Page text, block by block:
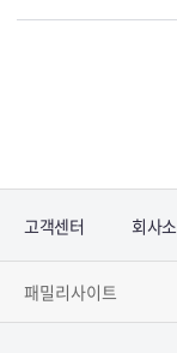
고객센터 회사
패밀리사이트